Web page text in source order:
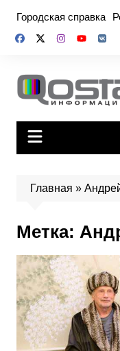
содержимому
Городская справка
Главная »
Метка: